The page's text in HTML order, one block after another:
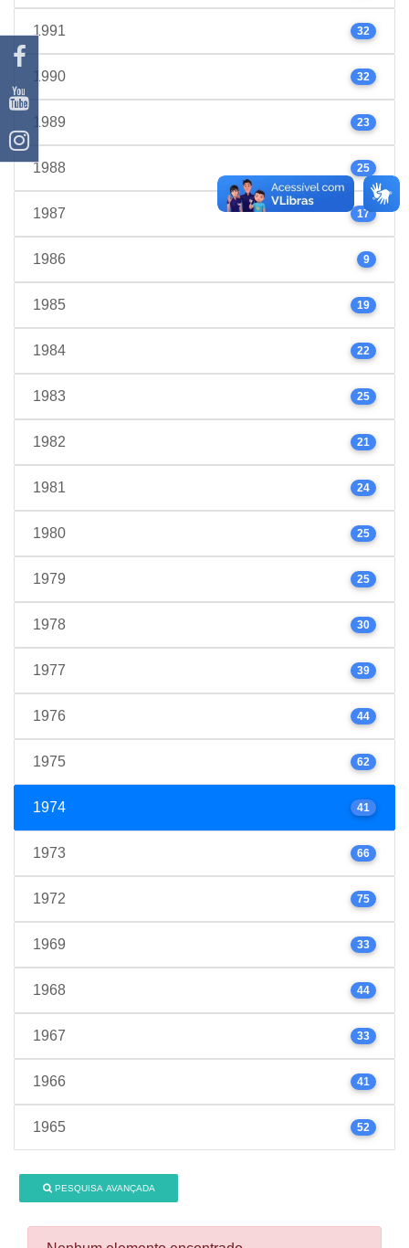
1991 32
1990 32
1989 23
1988 25
1987 17
1986 9
1985 19
1984 22
1983 25
1982 21
1981 24
1980 25
1979 25
1978 30
1977 39
1976 44
1975 62
1974 41
1973 66
1972 75
1969 33
1968 44
1967 33
1966 41
1965 52
PESQUISA AVANÇADA